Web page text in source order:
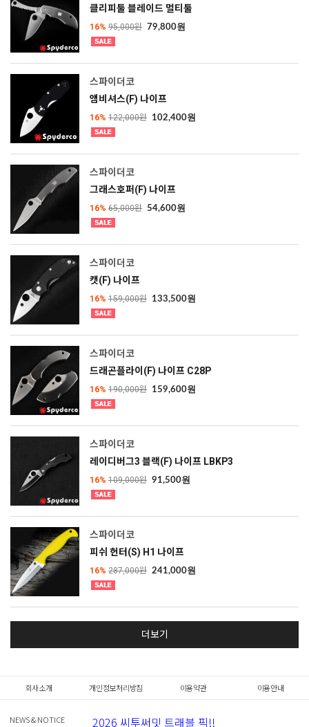
클리피툴 블레이드 멀티툴
16% 95,000원 79,800원
스파이더코
앰비셔스(F) 나이프
16% 122,000원 102,400원
스파이더코
그래스호퍼(F) 나이프
16% 65,000원 54,600원
스파이더코
캣(F) 나이프
16% 159,000원 133,500원
스파이더코
드래곤플라이(F) 나이프 C28P
16% 190,000원 159,600원
스파이더코
레이디버그3 블랙(F) 나이프 LBKP3
16% 109,000원 91,500원
스파이더코
피쉬 헌터(S) H1 나이프
16% 287,000원 241,000원
더보기
회사소개 개인정보처리방침 이용약관 이용안내
NEWS & NOTICE 2026 씨투써밋 트래블 픽!!